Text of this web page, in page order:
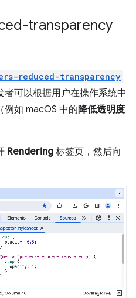
transparency
reduced-transparency
者可以根据用户在操作系统中
例如 macOS 中的降低透明度
Rendering 标签页，然后向